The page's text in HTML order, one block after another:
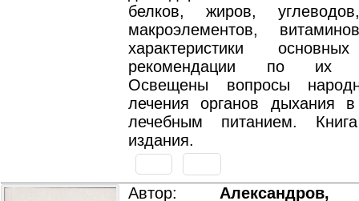
белков, жиров,
макроэлементов,
характеристики
рекомендации по их
Освещены вопросы
лечения органов дыхания
лечебным питанием.
издания.
Автор: Александров,